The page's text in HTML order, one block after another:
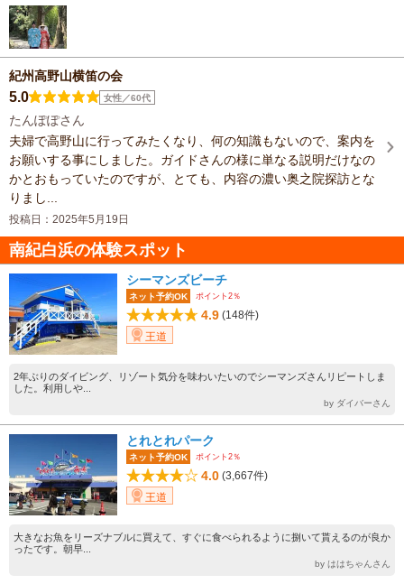
紀州高野山横笛の会
5.0 女性／60代
たんぽぽさん
夫婦で高野山に行ってみたくなり、何の知識もないので、案内を
お願いする事にしました。ガイドさんの様に単なる説明だけなの
かとおもっていたのですが、とても、内容の濃い奥之院探訪とな
りまし...
投稿日：2025年5月19日
南紀白浜の体験スポット
シーマンズビーチ
ネット予約OK ポイント2％
4.9 (148件)
王道
2年ぶりのダイビング、リゾート気分を味わいたいのでシーマンズさんリピートしま
した。利用しや...
by ダイバーさん
とれとれパーク
ネット予約OK ポイント2％
4.0 (3,667件)
王道
大きなお魚をリーズナブルに買えて、すぐに食べられるように捌いて貰えるのが良か
ったです。朝早...
by ははちゃんさん